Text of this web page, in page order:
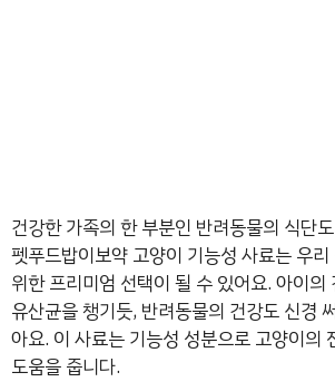
건강한 가족의 한 부분인 반려동물의 식단
펫푸드밥이보약 고양이 기능성 사료는 우
위한 프리미엄 선택이 될 수 있어요. 아이의
유산균을 챙기듯, 반려동물의 건강도 신경
아요. 이 사료는 기능성 성분으로 고양이의
도움을 줍니다.